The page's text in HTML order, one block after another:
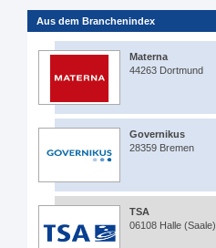
Aus dem Branchenindex
Materna
44263 Dortmund
Governikus
28359 Bremen
TSA
06108 Halle (Saale)